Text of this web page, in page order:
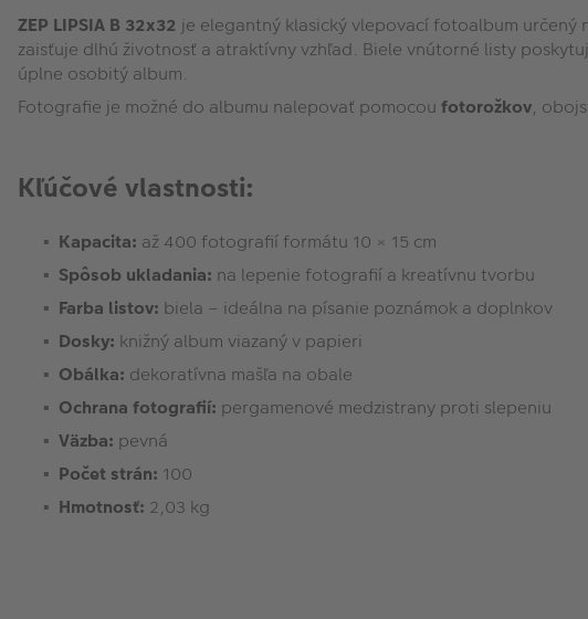
ZEP LIPSIA B 32x32 je elegantný klasický vlepovací fotoalbum
zaisťuje dlhú životnosť a atraktívny vzhľad. Biele vnútorné listy
úplne osobitý album.
Fotografie je možné do albumu nalepovať pomocou fotorožkov,
Kľúčové vlastnosti:
Kapacita: až 400 fotografií formátu 10 × 15 cm
Spôsob ukladania: na lepenie fotografií a kreatívnu tvorbu
Farba listov: biela – ideálna na písanie poznámok a doplnkov
Dosky: knižný album viazaný v papieri
Obálka: dekoratívna mašľa na obale
Ochrana fotografií: pergamenové medzistrany proti slepeniu
Väzba: pevná
Počet strán: 100
Hmotnosť: 2,03 kg